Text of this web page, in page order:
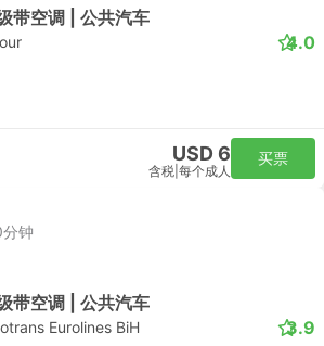
带空调 | 公共汽车
4.0
USD 6
含税 每个成人
买票
钟
带空调 | 公共汽车
Eurolines BiH 3.9